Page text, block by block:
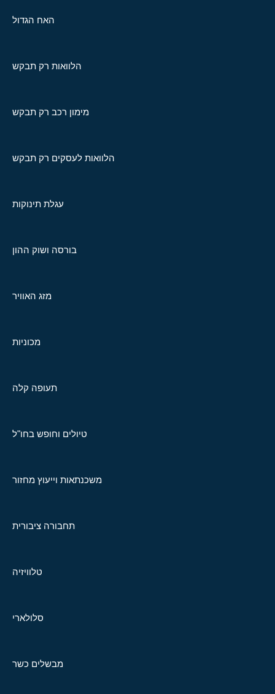
האח הגדול
הלוואות רק תבקש
מימון רכב רק תבקש
הלוואות לעסקים רק תבקש
עגלת תינוקות
בורסה ושוק ההון
מזג האוויר
מכוניות
תעופה קלה
טיולים וחופש בחו"ל
משכנתאות וייעוץ מחזור
תחבורה ציבורית
טלוויזיה
סלולארי
מבשלים כשר